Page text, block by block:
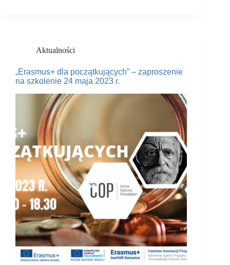
Aktualności
„Erasmus+ dla początkujących” – zaproszenie
na szkolenie 24 maja 2023 r.